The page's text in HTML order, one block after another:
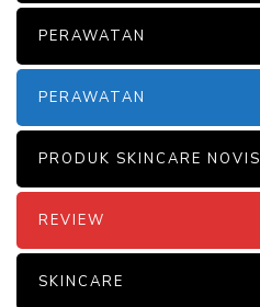
PERAWATAN
PERAWATAN
PRODUK SKINCARE NOVIS
REVIEW
SKINCARE